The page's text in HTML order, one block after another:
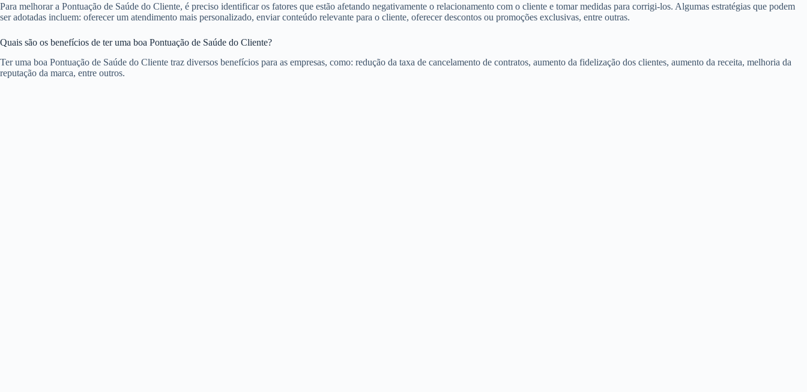
Para melhorar a Pontuação de Saúde do Cliente, é preciso identificar os fatores que estão afetando negativamente o relacionamento com o cliente e tomar medidas para corrigi-los. Algumas estratégias que podem
ser adotadas incluem: oferecer um atendimento mais personalizado, enviar conteúdo relevante para o cliente, oferecer descontos ou promoções exclusivas, entre outras.
Quais são os benefícios de ter uma boa Pontuação de Saúde do Cliente?
Ter uma boa Pontuação de Saúde do Cliente traz diversos benefícios para as empresas, como: redução da taxa de cancelamento de contratos, aumento da fidelização dos clientes, aumento da receita, melhoria da
reputação da marca, entre outros.